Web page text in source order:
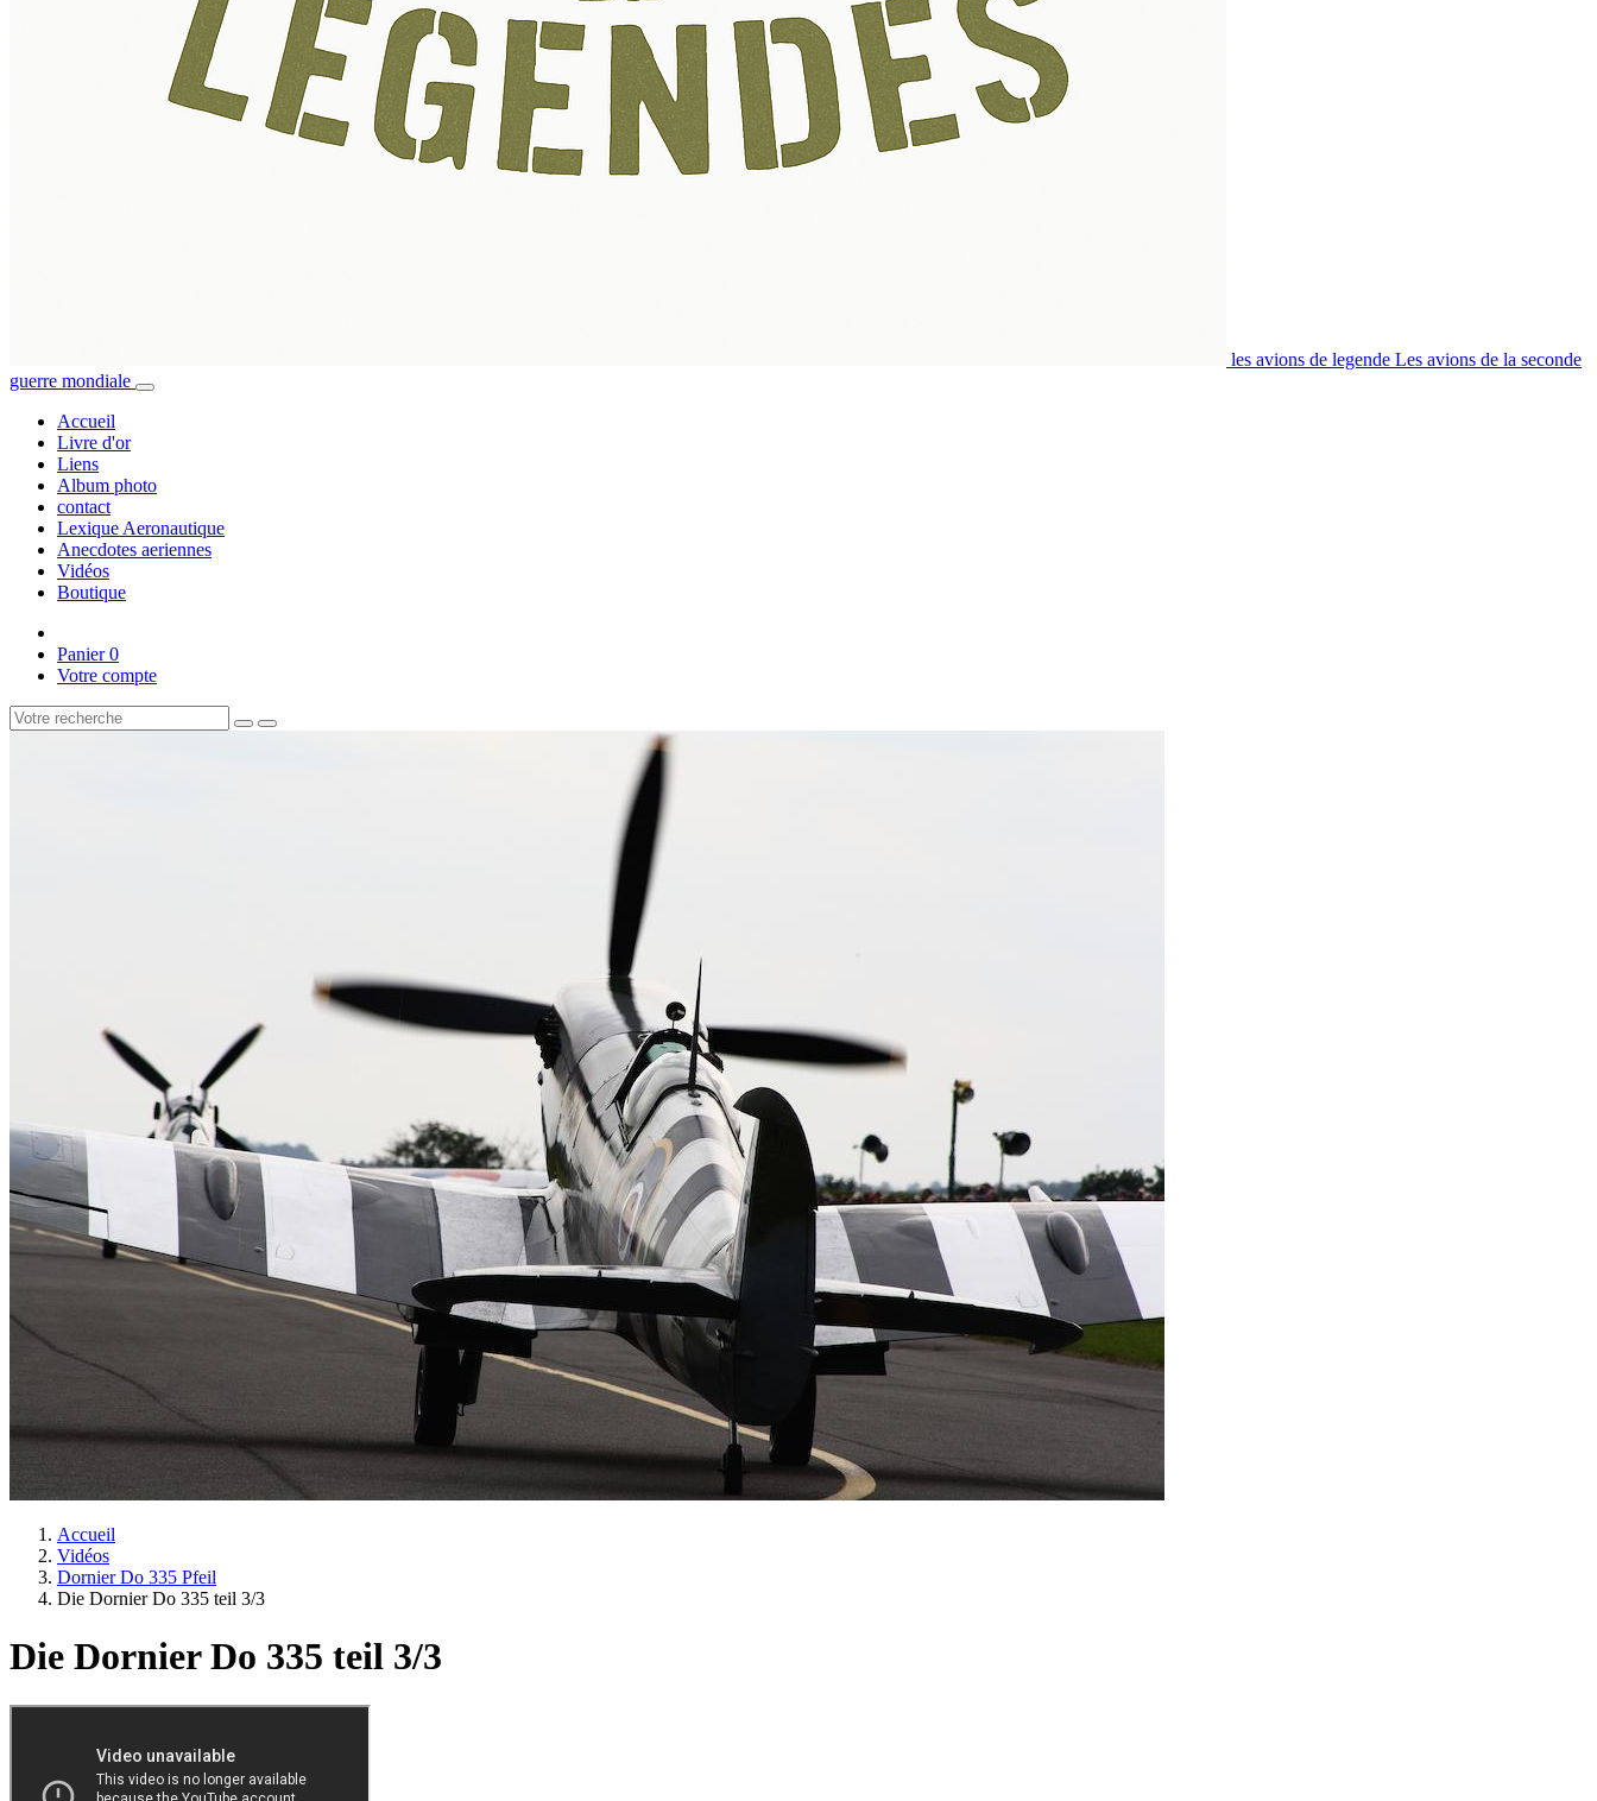
les avions de legende Les avions de la seconde
guerre mondiale
Accueil
Livre d'or
Liens
Album photo
contact
Lexique Aeronautique
Anecdotes aeriennes
Vidéos
Boutique
Panier 0
Votre compte
Accueil
Vidéos
Dornier Do 335 Pfeil
Die Dornier Do 335 teil 3/3
Die Dornier Do 335 teil 3/3